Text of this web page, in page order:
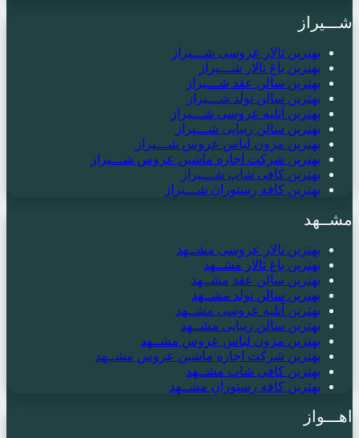
شـــیراز
بهترین تالار عروسی شـــیراز
بهترین باغ تالار شـــیراز
بهترین سالن عقد شـــیراز
بهترین سالن تولد شـــیراز
بهترین آتلیه عروسی شـــیراز
بهترین سالن زیبایی شـــیراز
بهترین مزون لباس عروس شـــیراز
بهترین شرکت اجاره ماشین عروس شـــیراز
بهترین کافی شاپ شـــیراز
بهترین کافه رستوران شـــیراز
مشــهد
بهترین تالار عروسی مشــهد
بهترین باغ تالار مشــهد
بهترین سالن عقد مشــهد
بهترین سالن تولد مشــهد
بهترین آتلیه عروسی مشــهد
بهترین سالن زیبایی مشــهد
بهترین مزون لباس عروس مشــهد
بهترین شرکت اجاره ماشین عروس مشــهد
بهترین کافی شاپ مشــهد
بهترین کافه رستوران مشــهد
اهـــواز